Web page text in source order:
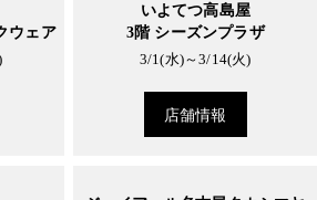
ウェア
いよてつ高島屋
3階 シーズンプラザ
3/1(水)～3/14(火)
店舗情報